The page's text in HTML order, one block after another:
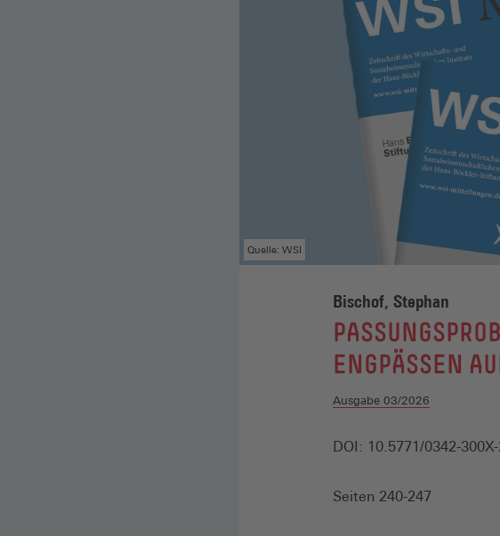
Quelle: WSI
Bischof, Stephan
:
ENGPÄSSEN
Ausgabe 03/2026
DOI: 10.5771/0342-
Seiten 240-247